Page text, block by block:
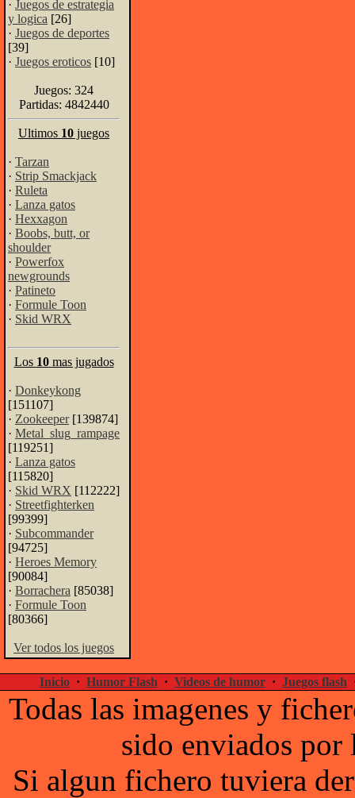
· Juegos de estrategia
y logica [26]
· Juegos de deportes
[39]
· Juegos eroticos [10]
Juegos: 324
Partidas: 4842440
Ultimos 10 juegos
· Tarzan
· Strip Smackjack
· Ruleta
· Lanza gatos
· Hexxagon
· Boobs, butt, or
shoulder
· Powerfox
newgrounds
· Patineto
· Formule Toon
· Skid WRX
Los 10mas jugados
· Donkeykong
[151107]
· Zookeeper[139874]
· Metal_slug_rampage
[119251]
· Lanza gatos
[115820]
· Skid WRX [112222]
· Streetfighterken
[99399]
· Subcommander
[94725]
· Heroes Memory
[90084]
· Borrachera [85038]
· Formule Toon
[80366]
Ver todos los juegos
Inicio · Humor Flash · Videos de humor · Juegos flash
Todas las imagenes y
sido enviados por
Si algun fichero tuviera